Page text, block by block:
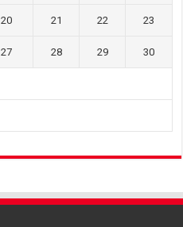
20 21 22 23
27 28 29 30